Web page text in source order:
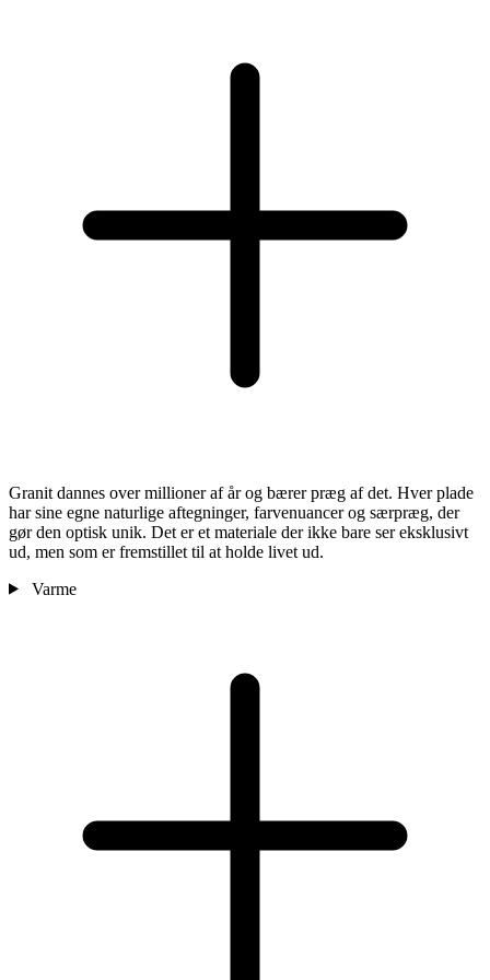
Granit dannes over millioner af år og bærer præg af det. Hver plade
har sine egne naturlige aftegninger, farvenuancer og særpræg, der
gør den optisk unik. Det er et materiale der ikke bare ser eksklusivt
ud, men som er fremstillet til at holde livet ud.
Varme